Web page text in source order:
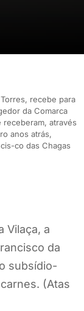
recebe para
da Comarca
receberam, através
anos atrás,
co das Chagas
Vilaça, a
da
subsídio-
(Atas